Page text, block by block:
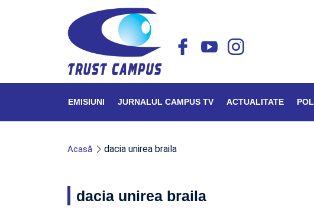
EMISIUNI JURNALUL CAMPUS TV ACTUALITATE
Acasă dacia unirea braila
dacia unirea braila